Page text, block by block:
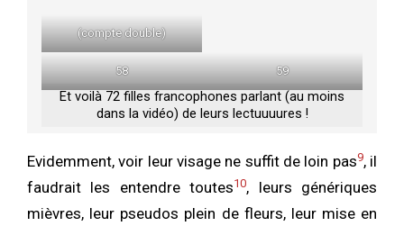
(compte double)
58 59
Et voilà 72 filles francophones parlant (au moins
dans la vidéo) de leurs lectuuuures !
Evidemment, voir leur visage ne suffit de loin pas9, il
faudrait les entendre toutes10, leurs génériques
mièvres, leur pseudos plein de fleurs, leur mise en